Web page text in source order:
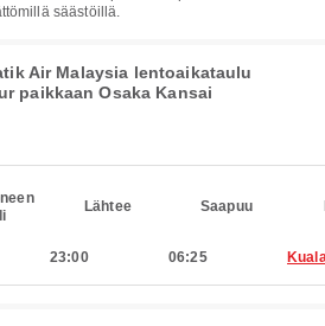
säästöillä.
Air Malaysia lentoaikataulu
paikkaan Osaka Kansai
Lähtee Saapuu
23:00 06:25